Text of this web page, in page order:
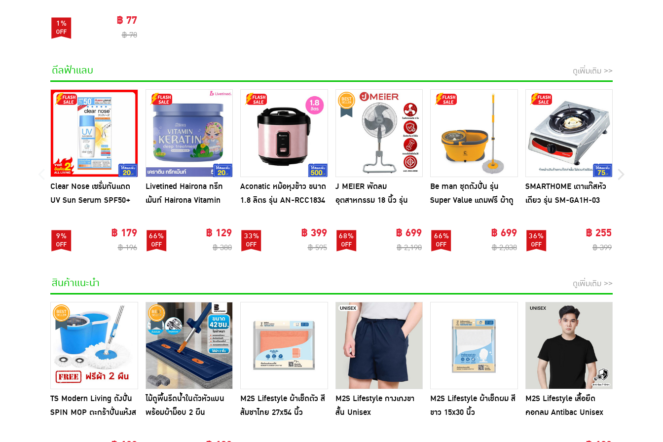
1% ฿ 77
฿ 78
ดีลฟ้าแลบ ดูเพิ่มเติม >>
Clear Nose เซรั่มกันแดด
UV Sun Serum SPF50+
9% ฿ 179
฿ 196
Livetined Hairona ทรีท
เม้นท์ Hairona Vitamin
500ml.
66% ฿ 129
฿ 380
Aconatic หม้อหุงข้าว ขนาด
1.8 ลิตร รุ่น AN-RCC1834
33% ฿ 399
฿ 595
J MEIER พัดลม
อุตสาหกรรม 18 นิ้ว รุ่น
68% ฿ 699
฿ 2,190
Be man ชุดถังปั่น รุ่น
Super Value แถมฟรี ผ้าถู
66% ฿ 699
฿ 2,038
SMARTHOME เตาแก๊สหัว
เดียว รุ่น SM-GA1H-03
36% ฿ 255
฿ 399
สินค้าแนะนำ ดูเพิ่มเติม >>
TS Modern Living ถังปั่น
SPIN MOP ตะกร้าปั่นแห้งส
ไม้ถูพื้นรีดน้ำในตัวหัวแบน
พร้อมผ้าม็อบ 2 ผืน
M2S Lifestyle ผ้าเช็ดตัว สี
ส้มชาไทย 27x54 นิ้ว
M2S Lifestyle กางเกงขา
สั้น Unisex
M2S Lifestyle ผ้าเช็ดผม สี
ขาว 15x30 นิ้ว
M2S Lifestyle เสื้อยืด
คอกลม Antibac Unisex